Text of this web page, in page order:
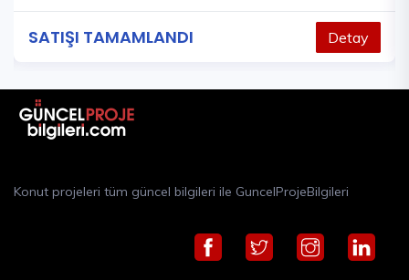
SATIŞI TAMAMLANDI Detay
Konut projeleri tüm güncel bilgileri ile GuncelProjeBilgileri